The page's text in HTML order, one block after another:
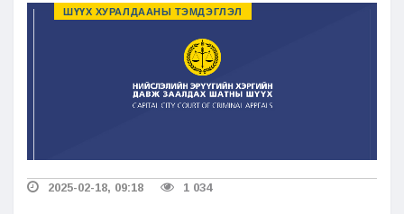
ШҮҮХ ХУРАЛДААНЫ ТЭМДЭГЛЭЛ
2025-02-18, 09:18 1 034